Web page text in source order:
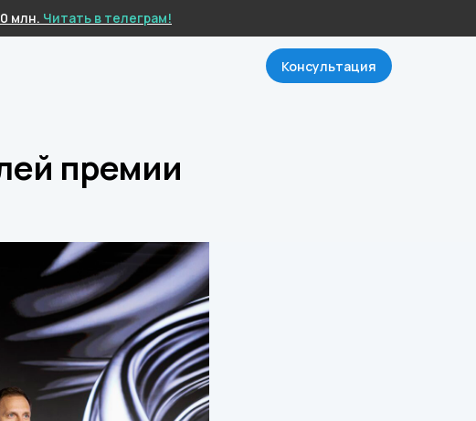
млн. Читать в телеграм!
Консультация
премии